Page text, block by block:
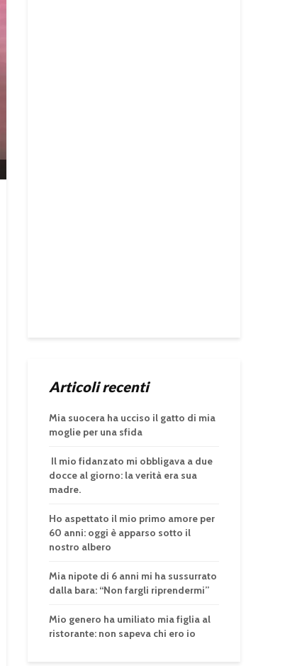
Articoli recenti
Mia suocera ha ucciso il gatto di mia
moglie per una sfida
Il mio fidanzato mi obbligava a due
docce al giorno: la verità era sua
madre.
Ho aspettato il mio primo amore per
60 anni: oggi è apparso sotto il
nostro albero
Mia nipote di 6 anni mi ha sussurrato
dalla bara: “Non fargli riprendermi”
Mio genero ha umiliato mia figlia al
ristorante: non sapeva chi ero io